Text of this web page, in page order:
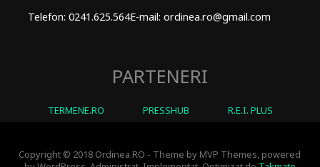
Telefon: 0241.625.564E-mail: ordinea.ro@gmail.com
PARTENERI
TERMENE.RO PRESSHUB R.E.I. PLUS
Copyright © 2018 Ordinea.RO - Theme by MVP Themes, powered